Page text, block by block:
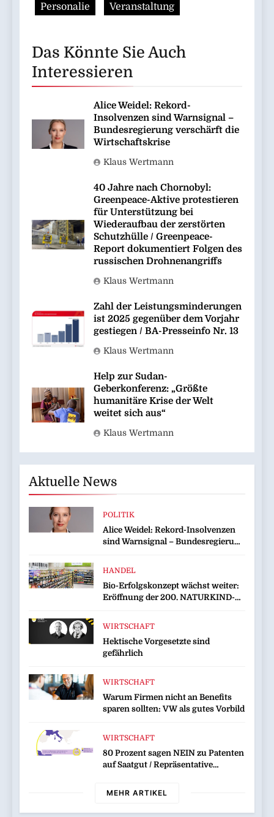
Personalie Veranstaltung
Das Könnte Sie Auch
Interessieren
Alice Weidel: Rekord-
Insolvenzen sind Warnsignal –
Bundesregierung verschärft die
Wirtschaftskrise
Klaus Wertmann
40 Jahre nach Chornobyl:
Greenpeace-Aktive protestieren
für Unterstützung bei
Wiederaufbau der zerstörten
Schutzhülle / Greenpeace-
Report dokumentiert Folgen des
russischen Drohnenangriffs
Klaus Wertmann
Zahl der Leistungsminderungen
ist 2025 gegenüber dem Vorjahr
gestiegen / BA-Presseinfo Nr. 13
Klaus Wertmann
Help zur Sudan-
Geberkonferenz: „Größte
humanitäre Krise der Welt
weitet sich aus“
Klaus Wertmann
Aktuelle News
POLITIK
Alice Weidel: Rekord-Insolvenzen
sind Warnsignal – Bundesregierung
HANDEL
Bio-Erfolgskonzept wächst weiter:
Eröffnung der 200. NATURKIND-
WIRTSCHAFT
Hektische Vorgesetzte sind
gefährlich
WIRTSCHAFT
Warum Firmen nicht an Benefits
sparen sollten: VW als gutes Vorbild
WIRTSCHAFT
80 Prozent sagen NEIN zu Patenten
auf Saatgut / Repräsentative
MEHR ARTIKEL